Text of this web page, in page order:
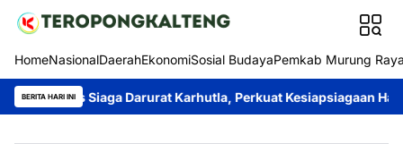
HomeNasionalDaerahEkonomiSosial BudayaPemkab Murung
BERITA HARI INI
Siaga Darurat Karhutla, Perkuat Kesiapsiagaan Hadapi Musim